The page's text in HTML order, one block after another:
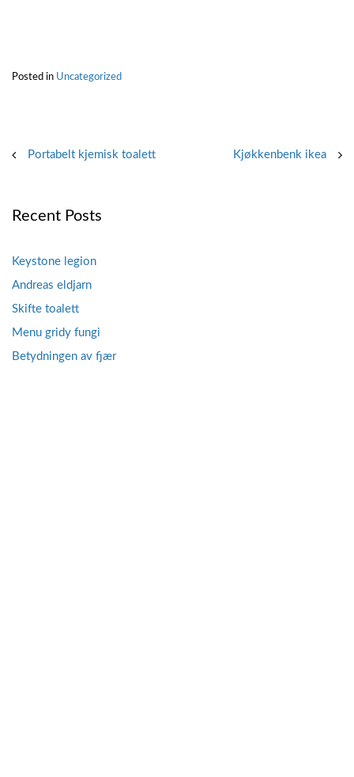
Posted in Uncategorized
PostPortabelt kjemisk toalett Kjøkkenbenk ikea
Recent Posts
Keystone legion
Andreas eldjarn
Skifte toalett
Menu gridy fungi
Betydningen av fjær